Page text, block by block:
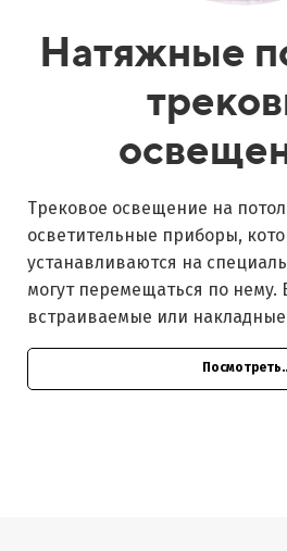
Натяжные
Трековое освещение на
осветительные приборы,
устанавливаются на
могут перемещаться по нему.
встраиваемые или накладные